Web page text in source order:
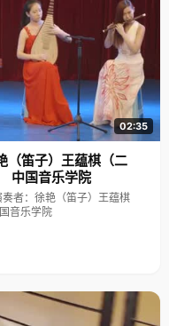
02:35
（笛子）王蕴棋（二
中国音乐学院
者：徐艳（笛子）王蕴棋
音乐学院